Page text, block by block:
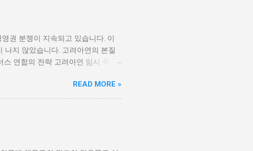
많이 선택하는 장소이며, 이는 이
을 통한 새로운 기회 시그니쳐타워
로 지역에 투자를 고려하는 기업
지역에서 사무공간을 찾고 있기 때
및 리모델링에 대한 수요가 커지
다면 그 가치는 더욱 높아질 것이
래가치가 큰 투자처로 평가될 가
권 분쟁이 지속되고 있습니다. 이
나지 않았습니다. 고려아연의 본질
연합의 전략 고려아연 임시 주주
력한 목소리를 낸 것으로 알려졌습
고 주장하였습니다. 이들은 무엇보
시했습니다. 이를 통해 임시 주주
기했습니다. 결국 이들은 주주총회
고려아연의 경영 방향성과도 깊
READ MORE »